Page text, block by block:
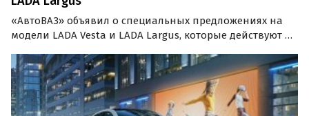
«АвтоВАЗ» объявил о специальных предложениях на
модели LADA Vesta и LADA Largus, которые действуют до
LADA Vesta SW Cross с автоматической трансмиссией
можно со скидкой до 580 тыс. рублей.